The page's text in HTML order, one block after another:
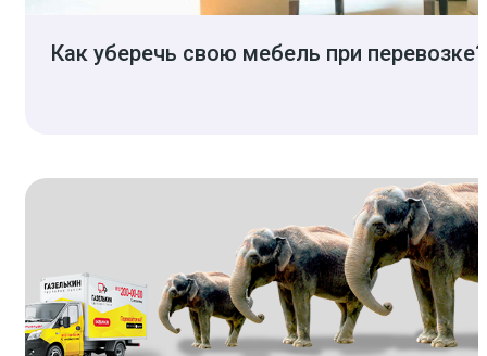
Как уберечь свою мебель при перевозке?